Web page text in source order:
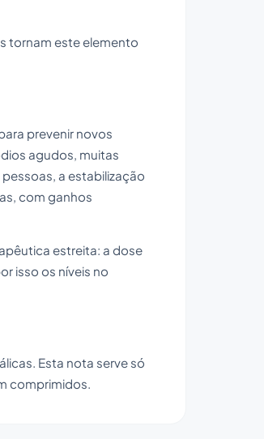
tornam este elemento
prevenir novos
agudos, muitas
a estabilização
com ganhos
estreita: a dose
isso os níveis no
Esta nota serve só
comprimidos.